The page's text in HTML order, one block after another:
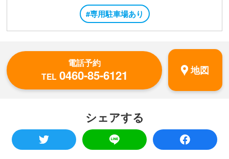
#専用駐車場あり
電話予約
TEL 0460-85-6121 地図
シェアする